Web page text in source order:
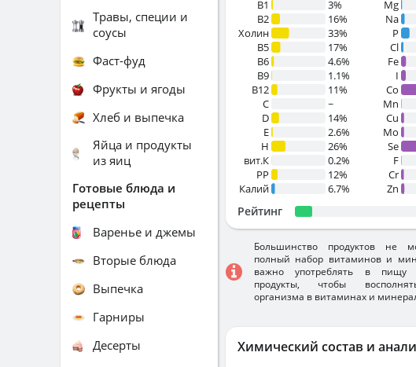
Химический состав и
В1
3%
B2
16%
Холин
33%
B5
17%
B6
4.6%
B9
1.1%
B12
11%
C
~
D
14%
E
2.6%
H
26%
вит.К
0.2%
PP
12%
Калий
6.7%
Mg
Na
P
Cl
Fe
I
Co
Mn
Cu
Mo
Se
F
Cr
Zn
Рейтинг
Большинство продуктов не
полный набор витаминов и
важно употреблять в пищу
продукты, чтобы
организма в витаминах и
Травы, специи и
соусы
Фаст-фуд
Фрукты и ягоды
Хлеб и выпечка
Яйца и продукты
из яиц
Готовые блюда и
рецепты
Варенье и джемы
Вторые блюда
Выпечка
Гарниры
Десерты